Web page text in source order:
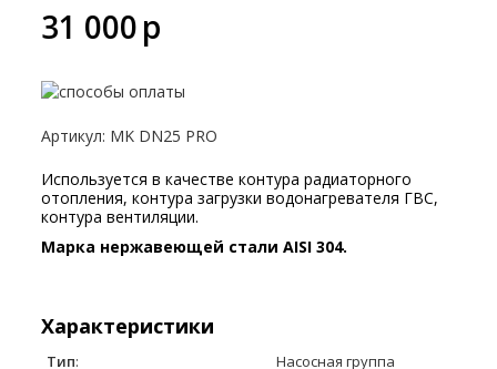
31 000p
Артикул: MK DN25 PRO
Используется в качестве контура радиаторного
отопления, контура загрузки водонагревателя ГВС,
контура вентиляции.
Марка нержавеющей стали AISI 304.
Характеристики
Тип:
Насосная группа